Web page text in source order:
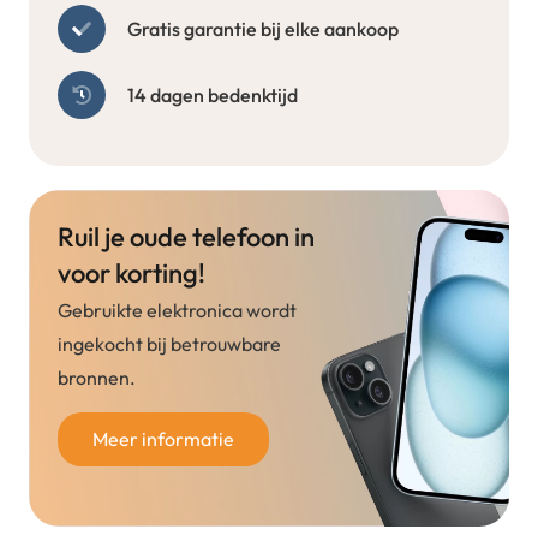
Gratis garantie bij elke aankoop
14 dagen bedenktijd
Ruil je oude telefoon in
voor korting!
Gebruikte elektronica wordt
ingekocht bij betrouwbare
bronnen.
Meer informatie